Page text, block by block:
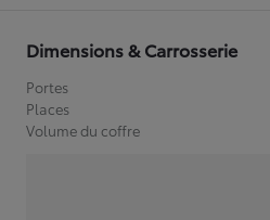
Dimensions & Carrosserie
Portes
Places
Volume du coffre